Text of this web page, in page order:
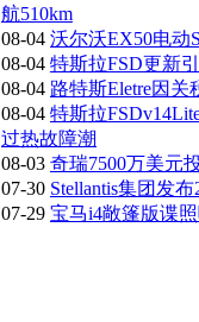
航510km
08-04 沃尔沃EX50电动
08-04 特斯拉FSD更新
08-04 路特斯Eletre因
08-04 特斯拉
过热故障潮
08-03 奇瑞7500万美元
07-30 Stellantis集团发
07-29 宝马i4敞篷版谍